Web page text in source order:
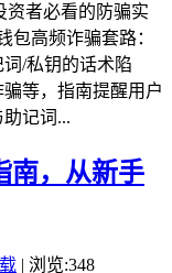
资者必看的防骗实
包高频诈骗套路：
/私钥的话术陷
等，指南提醒用户
记词...
南，从新手
| 浏览:348